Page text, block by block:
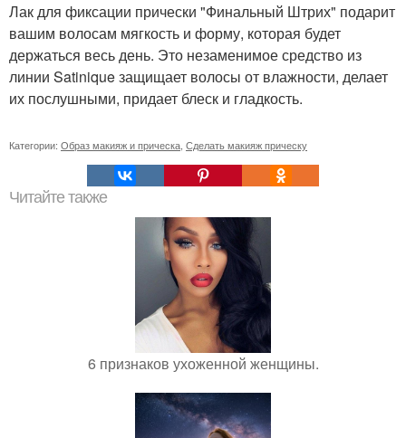
Лак для фиксации прически "Финальный Штрих" подарит
вашим волосам мягкость и форму, которая будет
держаться весь день. Это незаменимое средство из
линии Satinique защищает волосы от влажности, делает
их послушными, придает блеск и гладкость.
Категории: Образ макияж и прическа, Сделать макияж прическу
Читайте также
6 признаков ухоженной женщины.